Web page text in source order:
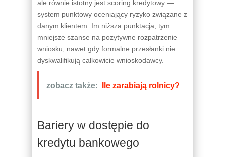
ale równie istotny jest scoring kredytowy —
system punktowy oceniający ryzyko związane z
danym klientem. Im niższa punktacja, tym
mniejsze szanse na pozytywne rozpatrzenie
wniosku, nawet gdy formalne przesłanki nie
dyskwalifikują całkowicie wnioskodawcy.
zobacz także: Ile zarabiają rolnicy?
Bariery w dostępie do
kredytu bankowego